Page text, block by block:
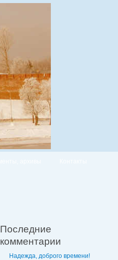
Последние
комментарии
Надежда, доброго времени!